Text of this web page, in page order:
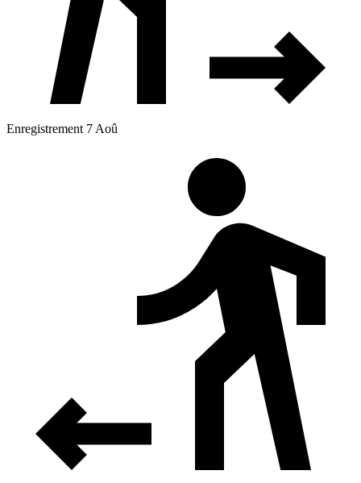
Enregistrement 7 Aoû